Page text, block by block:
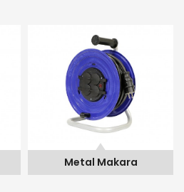
Metal Makara